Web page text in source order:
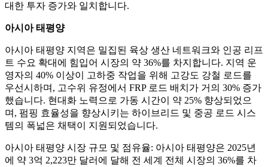
대한 투자 증가와 일치합니다.
아시아 태평양
아시아 태평양 지역은 밀집된 육상 생산 네트워크와 인공 리프
트 수요 확대에 힘입어 시장의 약 36%를 차지합니다. 지역 운
영자의 40% 이상이 고하중 작업을 위해 고강도 강철 로드를
우선시하며, 고수위 유정에서 FRP 로드 배치가 거의 30% 증가
했습니다. 현대화 노력으로 가동 시간이 약 25% 향상되었으
며, 펌핑 효율성을 향상시키는 하이브리드 및 중공 로드 시스
템의 폭넓은 채택이 지원되었습니다.
아시아 태평양 시장 규모 및 점유율: 아시아 태평양은 2025년
에 약 3억 2,223만 달러에 달해 전 세계 전체 시장의 36%를 차